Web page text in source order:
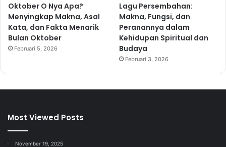
Oktober O Nya Apa?
Menyingkap Makna, Asal
Kata, dan Fakta Menarik
Bulan Oktober
Februari 5, 2026
Lagu Persembahan:
Makna, Fungsi, dan
Peranannya dalam
Kehidupan Spiritual dan
Budaya
Februari 3, 2026
Most Viewed Posts
November 19, 2025